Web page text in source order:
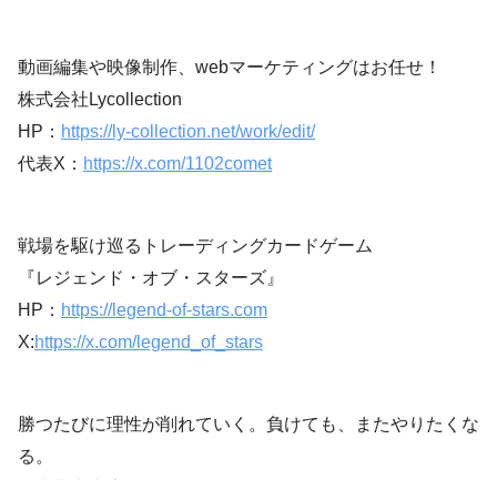
動画編集や映像制作、webマーケティングはお任せ！
株式会社Lycollection
HP： https://ly-collection.net/work/edit/
代表X： https://x.com/1102comet
戦場を駆け巡るトレーディングカードゲーム
『レジェンド・オブ・スターズ』
HP： https://legend-of-stars.com
X:https://x.com/legend_of_stars
勝つたびに理性が削れていく。負けても、またやりたくな
る。